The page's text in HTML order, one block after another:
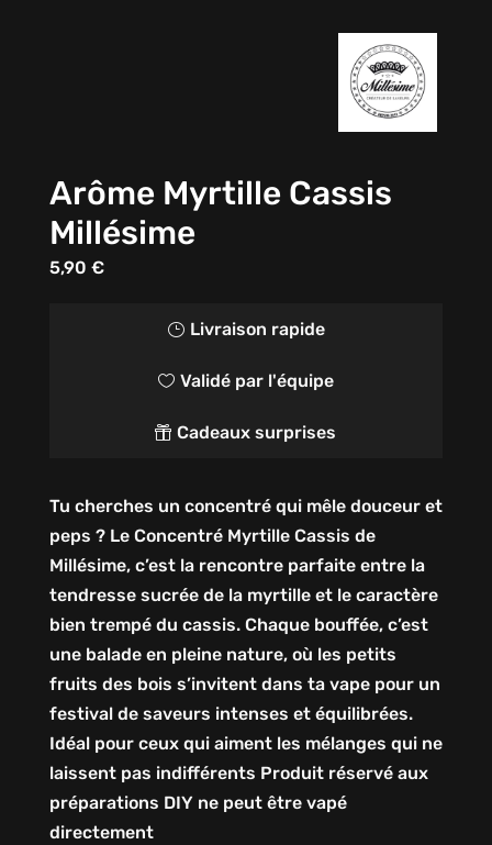
Arôme Myrtille Cassis
Millésime
5,90 €
} Livraison rapide
 Validé par l'équipe
 Cadeaux surprises
Tu cherches un concentré qui mêle douceur et
peps ? Le Concentré Myrtille Cassis de
Millésime, c’est la rencontre parfaite entre la
tendresse sucrée de la myrtille et le caractère
bien trempé du cassis. Chaque bouffée, c’est
une balade en pleine nature, où les petits
fruits des bois s’invitent dans ta vape pour un
festival de saveurs intenses et équilibrées.
Idéal pour ceux qui aiment les mélanges qui ne
laissent pas indifférents Produit réservé aux
préparations DIY ne peut être vapé
directement